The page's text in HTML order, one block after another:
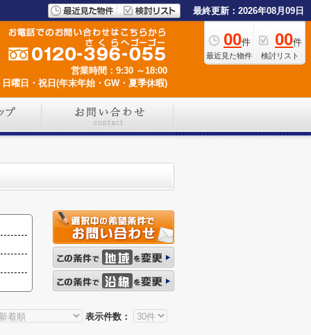
最終更新：2026年08月09日
00件
最近見た物件
00件
検討リスト
営業時間：9:30 ～18:00
曜日・祝日(年末年始・GW・夏季休暇)
表示件数：